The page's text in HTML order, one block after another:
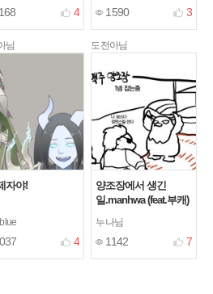
4 1590 3
님
자야!
4
도전아님
양조장에서 생긴
일.manhwa (feat.부캐)
누나님
1142 7